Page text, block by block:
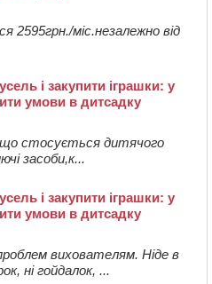
2595грн./міс.незалежно від
і закупити іграшки: у
умови в дитсадку
стосується дитячого
засоби,к...
і закупити іграшки: у
умови в дитсадку
вихователям. Ніде в
ні гойдалок, ...